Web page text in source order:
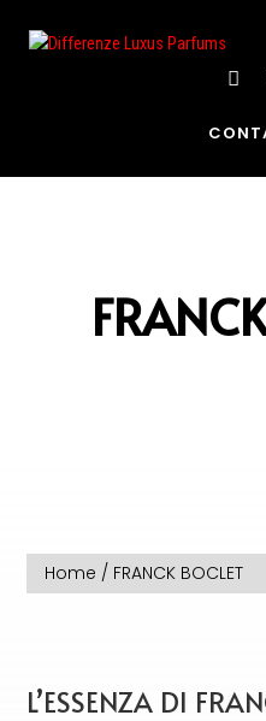
Home / FRANCK BOCLET
L’ESSENZA DI